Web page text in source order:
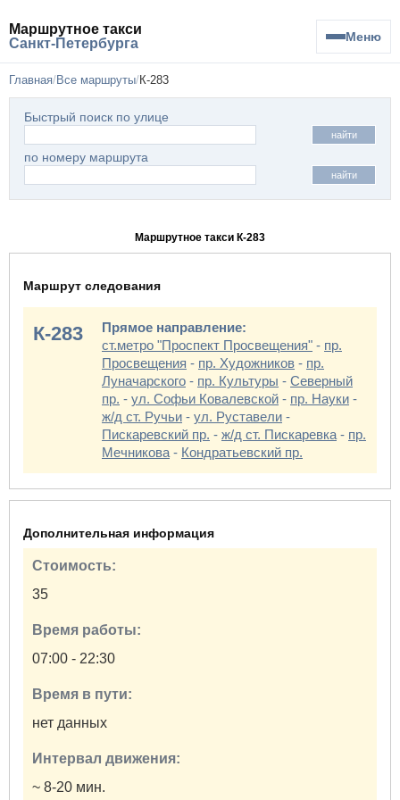
Маршрутное такси
Санкт-Петербурга
Меню
Главная Все маршруты К-283
Быстрый поиск по улице
найти
по номеру маршрута
найти
Маршрутное такси К-283
Маршрут следования
К-283
Прямое направление:
ст.метро "Проспект Просвещения" - пр.
Просвещения - пр. Художников - пр.
Луначарского - пр. Культуры - Северный
пр. - ул. Софьи Ковалевской - пр. Науки -
ж/д ст. Ручьи - ул. Руставели -
Пискаревский пр. - ж/д ст. Пискаревка - пр.
Мечникова - Кондратьевский пр.
Дополнительная информация
Стоимость:
35
Время работы:
07:00 - 22:30
Время в пути:
нет данных
Интервал движения:
~ 8-20 мин.